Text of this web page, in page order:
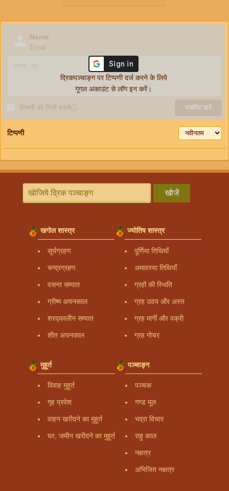
Name
Email
टिप्पणी को निजी बनायेंⓘ सबमिट करें
द्रिकपञ्चाङ्ग पर टिप्पणी दर्ज करने के लिये
गूगल अकाउंट से लॉग इन करें।
टिप्पणी
खोजें
खगोल शास्त्र
सूर्यग्रहण
चन्द्रग्रहण
वसन्त सम्पात
ग्रीष्म अयनकाल
शरद्कालीन सम्पात
शीत अयनकाल
ज्योतिष शास्त्र
पूर्णिमा तिथियाँ
अमावस्या तिथियाँ
ग्रहों की स्थिति
ग्रह उदय और अस्त
ग्रह मार्गी और वक्री
ग्रह गोचर
मुहूर्त
विवाह मुहूर्त
गृह प्रवेश
वाहन खरीदने का मुहूर्त
घर, जमीन खरीदने का मुहूर्त
पञ्चाङ्ग
पञ्चक
गण्ड मूल
भद्रा विचार
राहु काल
नक्षत्र
अभिजित नक्षत्र